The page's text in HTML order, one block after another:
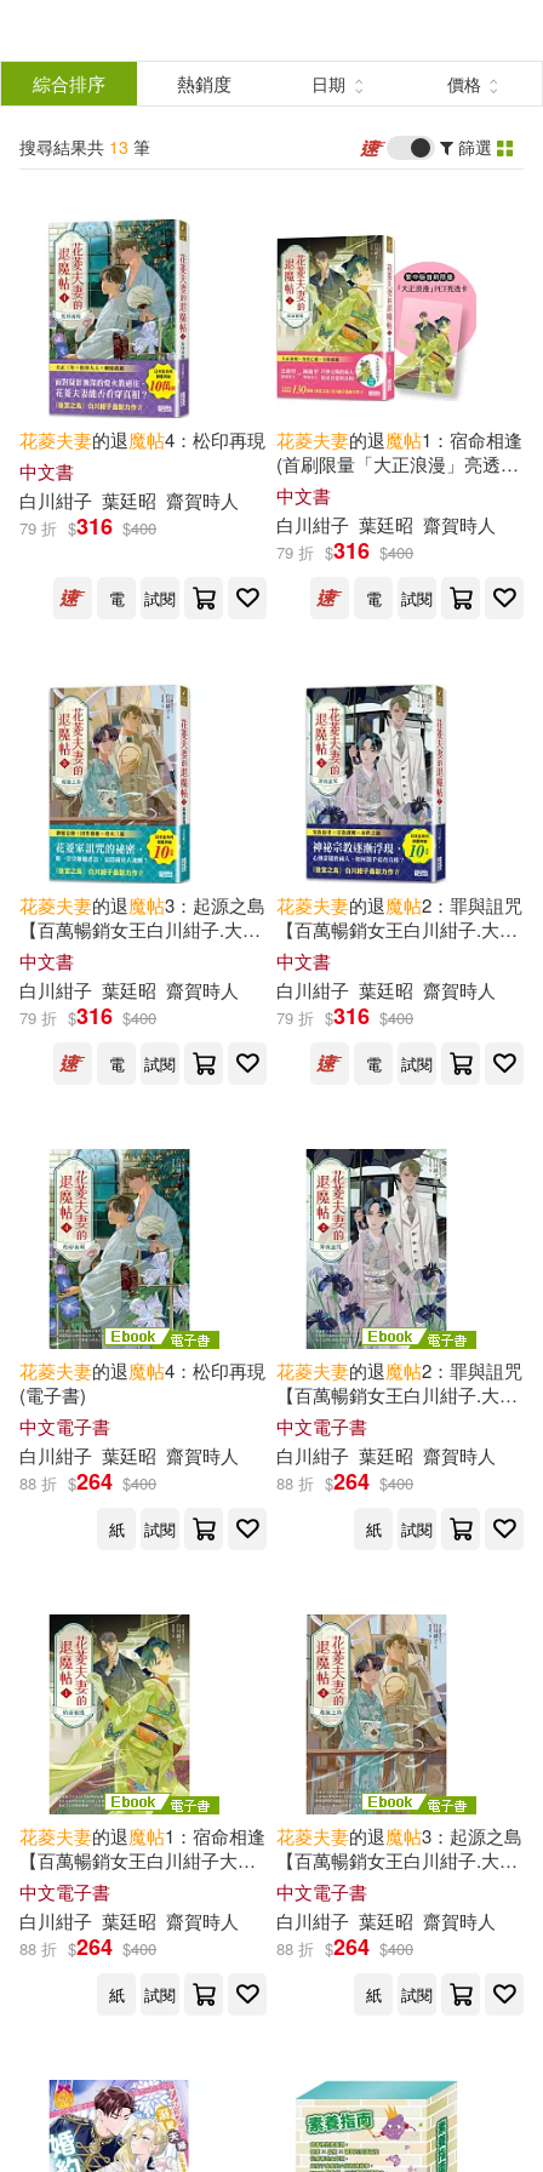
結
分類 (單選)
所有商品(13) 圖書(8)
雜誌(1) 電子書(4)
作者 (可複選)
白川紺子(8)
目川文化編輯小組(3)
蔡純如(3) 黃美鳳(3)
龍川(3) 花菱ななみ(1)
花襲(1)
出版社 (可複選)
三采(8)
目川文化數位股份有限公司(3)
配送方式 (可複選)
可超商取貨(9) 可海外宅配(8)
可港澳店取(8)
可新加坡店取(8)
可菲律賓店取(8)
適合手機平板閱讀(4)
其他 (可複選)
現在可購買商品(12)
價格
範圍
綜合排序 熱銷度 日期 價格
搜尋結果共 13 筆 篩選
花菱夫妻的退魔帖4：松印再現
中文書
白川紺子 葉廷昭 齋賀時人
79 折 $316 $400
電 試閱
花菱夫妻的退魔帖1：宿命相逢
(首刷限量「大正浪漫」亮透
卡)
中文書
白川紺子 葉廷昭 齋賀時人
79 折 $316 $400
電
試閱
花菱夫妻的退魔帖3：起源之島
【百萬暢銷女王白川紺子.大正
浪漫奇幻力作】
中文書
白川紺子 葉廷昭 齋賀時人
79 折 $316 $400
電
試閱
花菱夫妻的退魔帖2：罪與詛咒
【百萬暢銷女王白川紺子.大正
奇幻療癒力作】
中文書
白川紺子 葉廷昭 齋賀時人
79 折 $316 $400
電
試閱
花菱夫妻的退魔帖4：松印再現
(電子書)
中文電子書
白川紺子 葉廷昭 齋賀時人
88 折 $264 $400
紙
試閱
花菱夫妻的退魔帖2：罪與詛咒
【百萬暢銷女王白川紺子.大正
奇幻療癒力作】 (電子書)
中文電子書
白川紺子 葉廷昭 齋賀時人
88 折 $264 $400
紙
試閱
花菱夫妻的退魔帖1：宿命相逢
【百萬暢銷女王白川紺子大正
風情奇幻力作!】 (電子書)
中文電子書
白川紺子 葉廷昭 齋賀時人
88 折 $264 $400
紙
試閱
花菱夫妻的退魔帖3：起源之島
【百萬暢銷女王白川紺子.大正
浪漫奇幻力作】 (電子書)
中文電子書
白川紺子 葉廷昭 齋賀時人
88 折 $264 $400
紙
試閱